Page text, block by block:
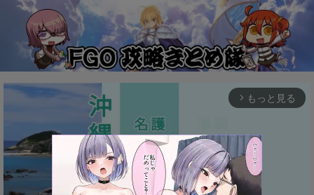
arrow_forward_ios もっと見る